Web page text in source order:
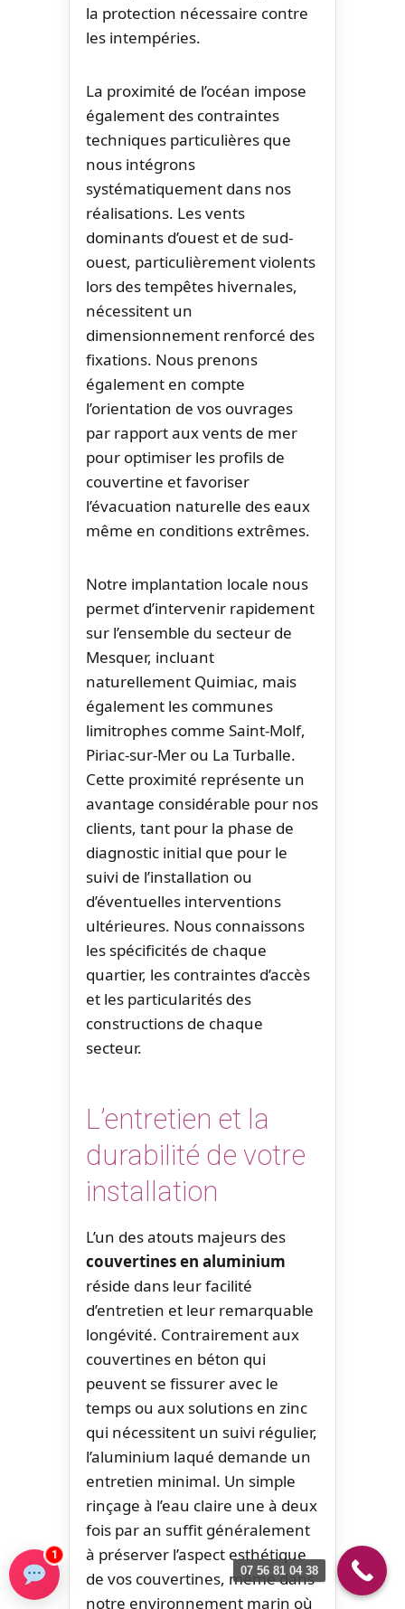
la protection nécessaire contre
les intempéries.
La proximité de l’océan impose
également des contraintes
techniques particulières que
nous intégrons
systématiquement dans nos
réalisations. Les vents
dominants d’ouest et de sud-
ouest, particulièrement violents
lors des tempêtes hivernales,
nécessitent un
dimensionnement renforcé des
fixations. Nous prenons
également en compte
l’orientation de vos ouvrages
par rapport aux vents de mer
pour optimiser les profils de
couvertine et favoriser
l’évacuation naturelle des eaux
même en conditions extrêmes.
Notre implantation locale nous
permet d’intervenir rapidement
sur l’ensemble du secteur de
Mesquer, incluant
naturellement Quimiac, mais
également les communes
limitrophes comme Saint-Molf,
Piriac-sur-Mer ou La Turballe.
Cette proximité représente un
avantage considérable pour nos
clients, tant pour la phase de
diagnostic initial que pour le
suivi de l’installation ou
d’éventuelles interventions
ultérieures. Nous connaissons
les spécificités de chaque
quartier, les contraintes d’accès
et les particularités des
constructions de chaque
secteur.
L’entretien et la
durabilité de votre
installation
L’un des atouts majeurs des
couvertines en aluminium
réside dans leur facilité
d’entretien et leur remarquable
longévité. Contrairement aux
couvertines en béton qui
peuvent se fissurer avec le
temps ou aux solutions en zinc
qui nécessitent un suivi régulier,
l’aluminium laqué demande un
entretien minimal. Un simple
rinçage à l’eau claire une à deux
fois par an suffit généralement
à préserver l’aspect esthétique
de vos couvertines, même dans
notre environnement marin où
07 56 81 04 38
1